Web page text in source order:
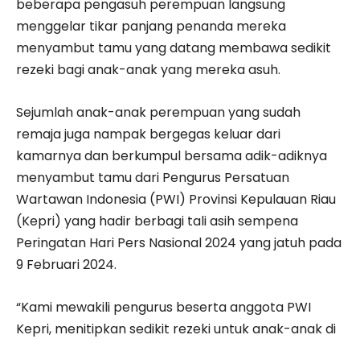
beberapa pengasuh perempuan langsung
menggelar tikar panjang penanda mereka
menyambut tamu yang datang membawa sedikit
rezeki bagi anak-anak yang mereka asuh.
Sejumlah anak-anak perempuan yang sudah
remaja juga nampak bergegas keluar dari
kamarnya dan berkumpul bersama adik-adiknya
menyambut tamu dari Pengurus Persatuan
Wartawan Indonesia (PWI) Provinsi Kepulauan Riau
(Kepri) yang hadir berbagi tali asih sempena
Peringatan Hari Pers Nasional 2024 yang jatuh pada
9 Februari 2024.
“Kami mewakili pengurus beserta anggota PWI
Kepri, menitipkan sedikit rezeki untuk anak-anak di